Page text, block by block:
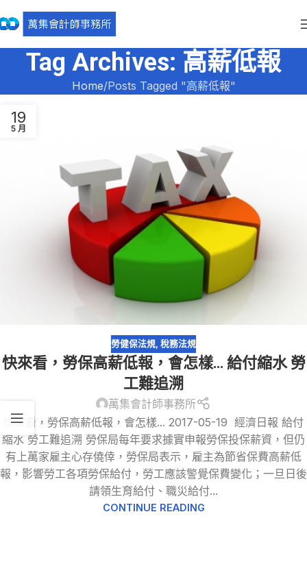
Tag Archives: 高薪低報
Home Posts Tagged "高薪低報"
19
5 月
勞健保法規, 稅務法規
快來看，勞保高薪低報，會怎樣… 給付縮水 勞
工難追溯
萬集會計師事務所
快來看，勞保高薪低報，會怎樣... 2017-05-19 經濟日報 給付
縮水 勞工難追溯 勞保局每年要求據實申報勞保投保薪資，但仍
有上萬家雇主心存僥倖，勞保局表示，雇主為節省保費高薪低
報，影響勞工各項勞保給付，勞工應該警覺保費變化；一旦日後
請領生育給付、職災給付...
CONTINUE READING